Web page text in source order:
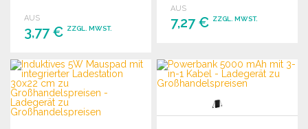
AUS
3,77 € ZZGL. MWST.
BESTELLEN
Angebot anfordern
Kabel und LED-Anzeige.
AUS
7,27 € ZZGL. MWST.
Angebot anfordern